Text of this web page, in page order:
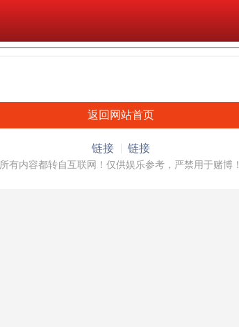
返回网站首页
链接 链接
所有内容都转自互联网！仅供娱乐参考，严禁用于赌博！